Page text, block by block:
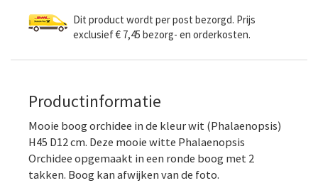
Dit product wordt per post bezorgd. Prijs
exclusief € 7,45 bezorg- en orderkosten.
Productinformatie
Mooie boog orchidee in de kleur wit (Phalaenopsis)
H45 D12 cm. Deze mooie witte Phalaenopsis
Orchidee opgemaakt in een ronde boog met 2
takken. Boog kan afwijken van de foto.